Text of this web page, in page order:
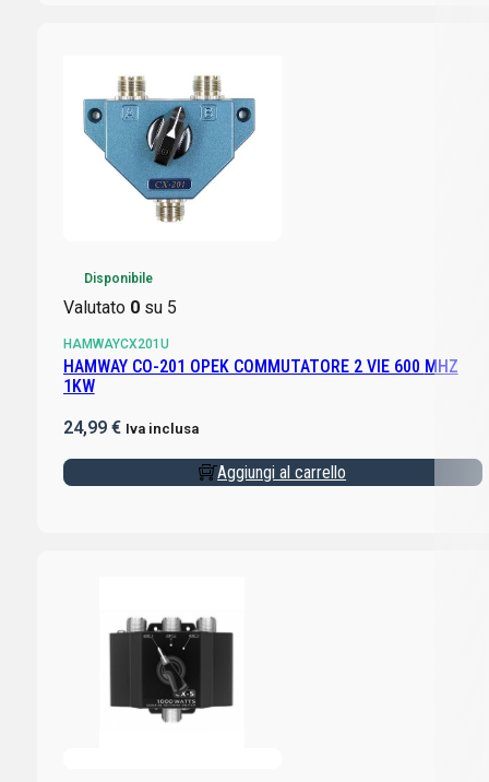
Disponibile
Valutato 0su 5
HAMWAYCX201U
HAMWAY CO-201 OPEK COMMUTATORE 2 VIE 600 MHZ
1KW
24,99 € Iva inclusa
Aggiungi al carrello